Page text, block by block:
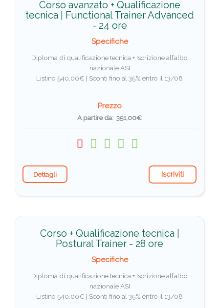
Corso avanzato + Qualificazione
tecnica | Functional Trainer Advanced
- 24 ore
Specifiche
Diploma di qualificazione tecnica + Iscrizione all’albo
nazionale ASI
Listino 540,00€ | Sconti fino al 35% entro il 13/08
Prezzo
A partire da: 351,00€
Dettagli Iscriviti
Corso + Qualificazione tecnica |
Postural Trainer - 28 ore
Specifiche
Diploma di qualificazione tecnica + Iscrizione all’albo
nazionale ASI
Listino 540,00€ | Sconti fino al 35% entro il 13/08